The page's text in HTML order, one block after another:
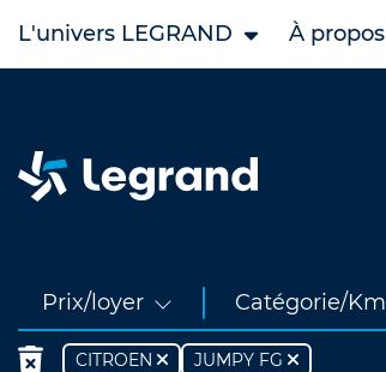
L'univers LEGRAND À propos
Prix/loyer Catégorie/Km
CITROEN JUMPY FG